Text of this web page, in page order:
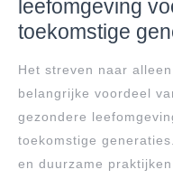
leefomgeving
toekomstige
Het streven naar
belangrijke voordeel
gezondere
toekomstige
en duurzame